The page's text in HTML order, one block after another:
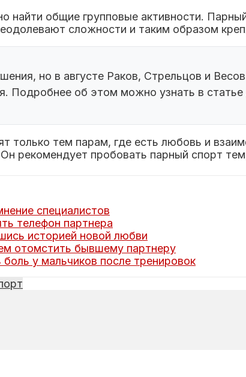
найти общие групповые активности.
сложности и таким образом
но в августе Раков, Стрельцов и
Подробнее об этом можно узнать в статье
только тем парам, где есть любовь и
рекомендует пробовать парный спорт
специалистов
телефон партнера
историей новой любви
отомстить бывшему партнеру
у мальчиков после тренировок